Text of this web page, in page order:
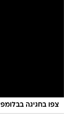
צפו בחגיגה